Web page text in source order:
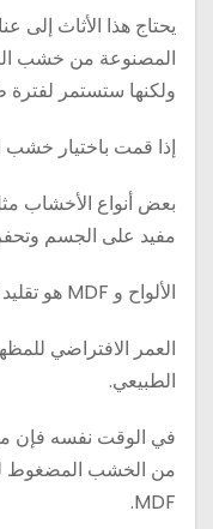
يحتاج هذا الأثاث إلى
المصنوعة من خشب
ولكنها ستستمر لفترة
إذا قمت باختيار خشب
بعض أنواع الأخشاب مثل
مفيد على الجسم
الألواح و MDF هو تقليد للخشب، لكنها أرخص بكثير.
العمر الافتراضي
الطبيعي.
في الوقت نفسه فإن
من الخشب المضغوط
MDF.